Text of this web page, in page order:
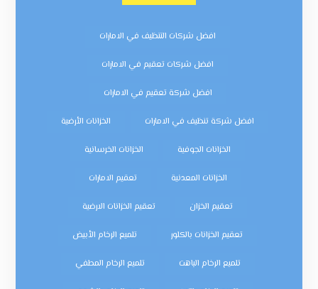
افضل شركات التنظيف في الامارات
افضل شركات تعقيم في الامارات
افضل شركة تعقيم في الامارات
افضل شركة تنظيف في الامارات الخزانات الأرضية
الخزانات الجوفية الخزانات الخرسانية
الخزانات المعدنية تعقيم الامارات
تعقيم الخزان تعقيم الخزانات الارضية
تعقيم الخزانات بالكلور تلميع الرخام الأبيض
تلميع الرخام الباهت تلميع الرخام المطفي